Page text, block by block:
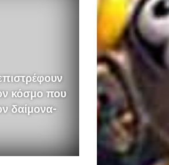
κόσμο που
δαίμονα-